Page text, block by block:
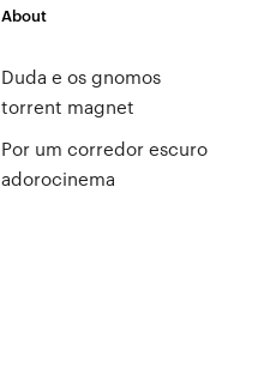
About
Duda e os gnomos
torrent magnet
Por um corredor escuro
adorocinema